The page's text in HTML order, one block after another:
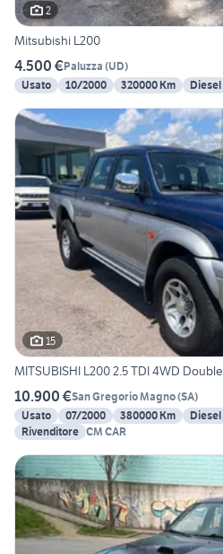
2
Mitsubishi L200
4.500 €Paluzza (UD)
Usato
10/2000 320000 Km Diesel
15
MITSUBISHI L200 2.5 TDI 4WD
10.900 €San Gregorio Magno(SA)
Usato
07/2000 380000 Km Diesel
Rivenditore CM CAR